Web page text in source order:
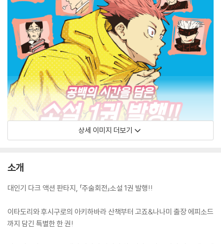
상세 이미지 더보기
소개
대인기 다크 액션 판타지, 「주술회전」소설 1권 발행!!
이타도리와 후시구로의 아키하바라 산책부터 고죠&나나미 출장 에피소드
까지 담긴 특별한 한 권!